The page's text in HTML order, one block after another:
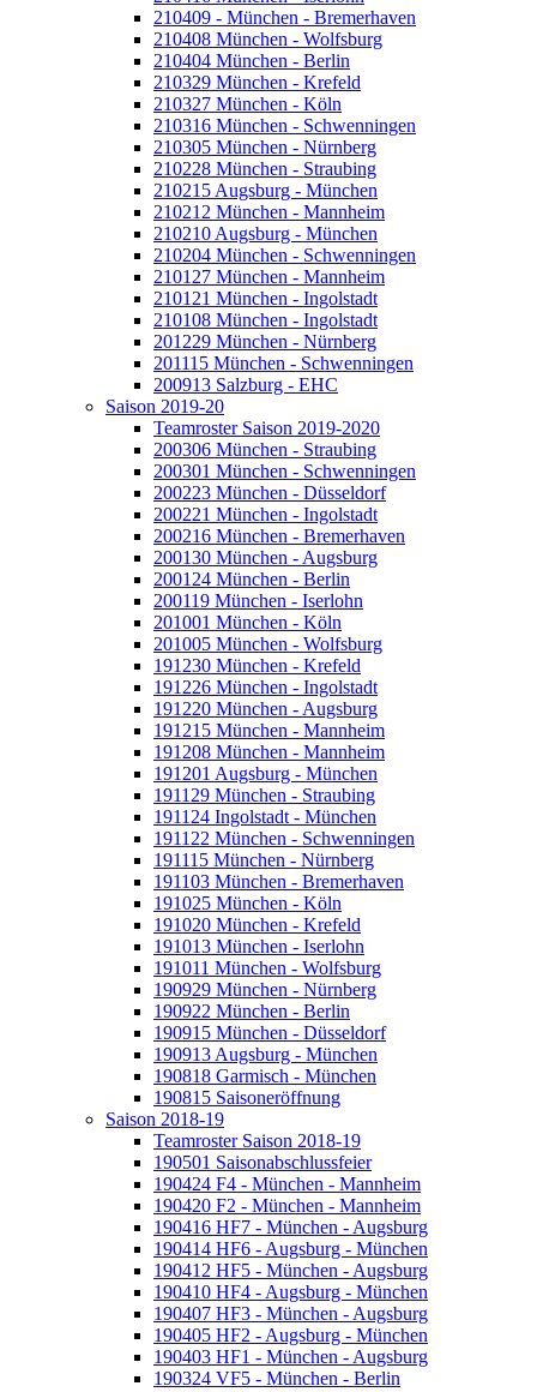
210409 - München - Bremerhaven
210408 München - Wolfsburg
210404 München - Berlin
210329 München - Krefeld
210327 München - Köln
210316 München - Schwenningen
210305 München - Nürnberg
210228 München - Straubing
210215 Augsburg - München
210212 München - Mannheim
210210 Augsburg - München
210204 München - Schwenningen
210127 München - Mannheim
210121 München - Ingolstadt
210108 München - Ingolstadt
201229 München - Nürnberg
201115 München - Schwenningen
200913 Salzburg - EHC
Saison 2019-20
Teamroster Saison 2019-2020
200306 München - Straubing
200301 München - Schwenningen
200223 München - Düsseldorf
200221 München - Ingolstadt
200216 München - Bremerhaven
200130 München - Augsburg
200124 München - Berlin
200119 München - Iserlohn
201001 München - Köln
201005 München - Wolfsburg
191230 München - Krefeld
191226 München - Ingolstadt
191220 München - Augsburg
191215 München - Mannheim
191208 München - Mannheim
191201 Augsburg - München
191129 München - Straubing
191124 Ingolstadt - München
191122 München - Schwenningen
191115 München - Nürnberg
191103 München - Bremerhaven
191025 München - Köln
191020 München - Krefeld
191013 München - Iserlohn
191011 München - Wolfsburg
190929 München - Nürnberg
190922 München - Berlin
190915 München - Düsseldorf
190913 Augsburg - München
190818 Garmisch - München
190815 Saisoneröffnung
Saison 2018-19
Teamroster Saison 2018-19
190501 Saisonabschlussfeier
190424 F4 - München - Mannheim
190420 F2 - München - Mannheim
190416 HF7 - München - Augsburg
190414 HF6 - Augsburg - München
190412 HF5 - München - Augsburg
190410 HF4 - Augsburg - München
190407 HF3 - München - Augsburg
190405 HF2 - Augsburg - München
190403 HF1 - München - Augsburg
190324 VF5 - München - Berlin